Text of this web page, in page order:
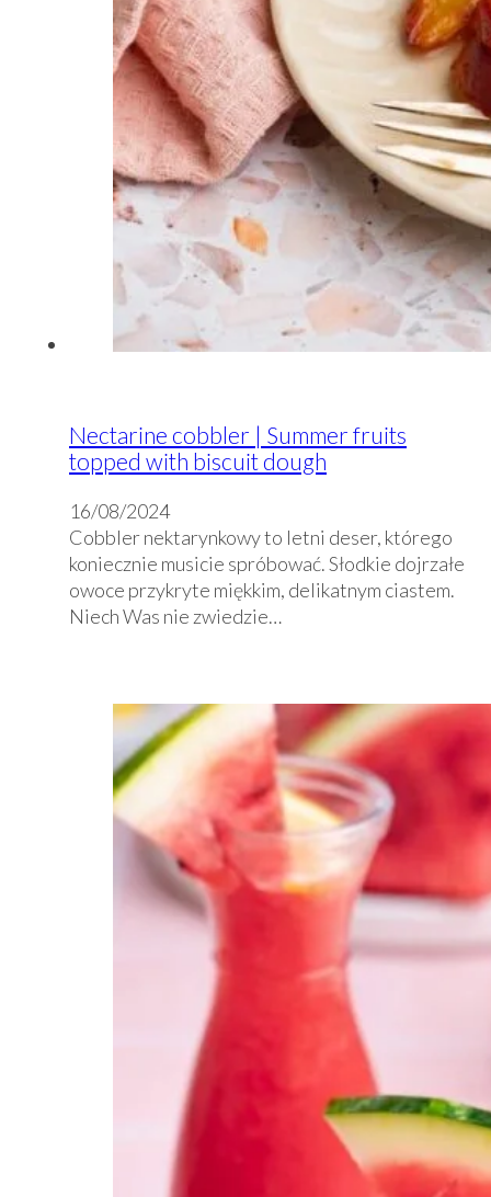
Nectarine cobbler | Summer fruits
topped with biscuit dough
16/08/2024
Cobbler nektarynkowy to letni deser, którego
koniecznie musicie spróbować. Słodkie dojrzałe
owoce przykryte miękkim, delikatnym ciastem.
Niech Was nie zwiedzie…